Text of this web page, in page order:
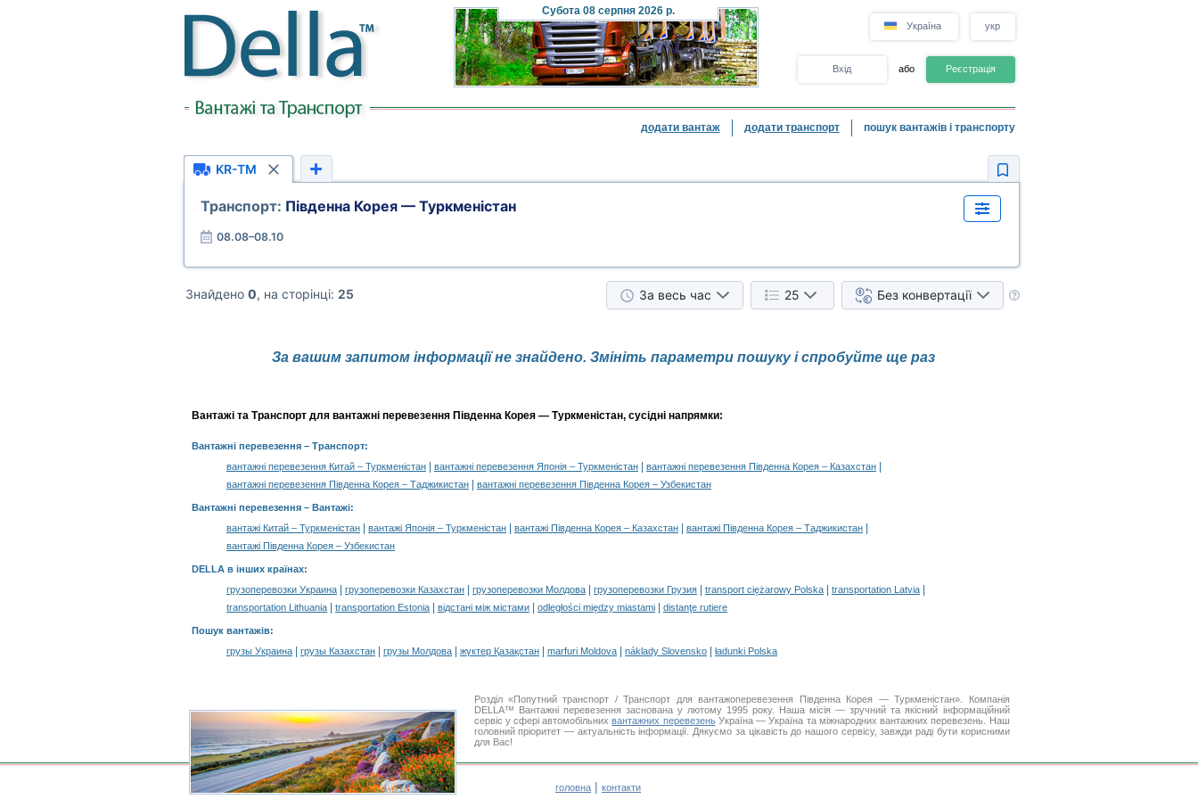
Субота08 серпня 2026 р.
Україна укр
Вхід або Реєстрація
додати вантаж додати транспорт пошук вантажів і транспорту
KR-TM
Транспорт: Південна Корея — Туркменістан
08.08–08.10
Знайдено 0, на сторінці: 25 За весь час 25 Без конвертації
За вашим запитом інформації не знайдено. Змініть параметри пошуку і спробуйте ще раз
Вантажі та Транспорт для вантажні перевезення Південна Корея — Туркменістан, сусідні напрямки:
Вантажні перевезення – Транспорт:
вантажні перевезення Китай – Туркменістан
вантажні перевезення Японія – Туркменістан вантажні перевезення Південна Корея – Казахстан
вантажні перевезення Південна Корея – Таджикистан вантажні перевезення Південна Корея – Узбекистан
Вантажні перевезення – Вантажі:
вантажі Китай – Туркменістан
вантажі Японія – Туркменістан вантажі Південна Корея – Казахстан вантажі Південна Корея – Таджикистан
вантажі Південна Корея – Узбекистан
DELLA в інших країнах:
грузоперевозки Украина
грузоперевозки Казахстан грузоперевозки Молдова грузоперевозки Грузия transport ciężarowy Polska transportation Latvia
transportation Lithuania transportation Estonia відстані між містами odległości między miastami distanţe rutiere
Пошук вантажів:
грузы Украина
грузы Казахстан грузы Молдова жүктер Қазақстан marfuri Moldova náklady Slovensko ładunki Polska
Розділ «Попутний транспорт / Транспорт для вантажоперевезення Південна Корея — Туркменістан». Компанія
DELLA™ Вантажні перевезення заснована у лютому 1995 року. Наша місія — зручний та якісний інформаційний
сервіс у сфері автомобільнихвантажних перевезеньУкраїна — Україна та міжнародних вантажних перевезень. Наш
головний пріоритет — актуальність інформації. Дякуємо за цікавість до нашого сервісу, завжди раді бути корисними
для Вас!
головна | контакти